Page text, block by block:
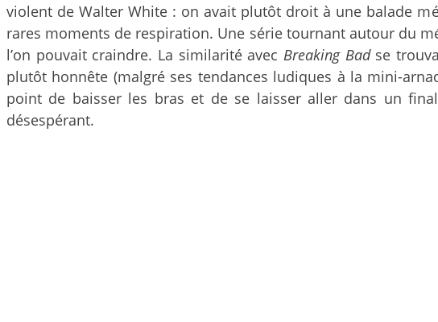
violent de Walter White : on avait plutôt droit à une balade
rares moments de respiration. Une série tournant autour du
l’on pouvait craindre. La similarité avec Breaking Badse
plutôt honnête (malgré ses tendances ludiques à la mini-
point de baisser les bras et de se laisser aller dans un
désespérant.